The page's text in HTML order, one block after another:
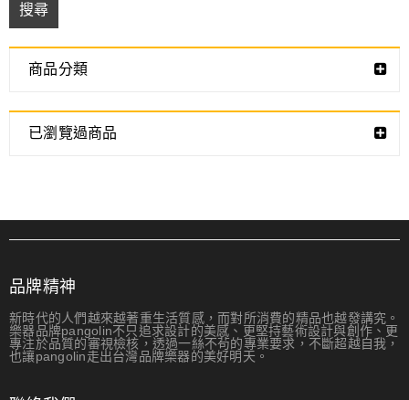
搜尋
商品分類
已瀏覽過商品
品牌精神
新時代的人們越來越著重生活質感，而對所消費的精品也越發講究。
樂器品牌pangolin不只追求設計的美感、更堅持藝術設計與創作、更
專注於品質的審視檢核，透過一絲不茍的專業要求，不斷超越自我，
也讓pangolin走出台灣品牌樂器的美好明天。